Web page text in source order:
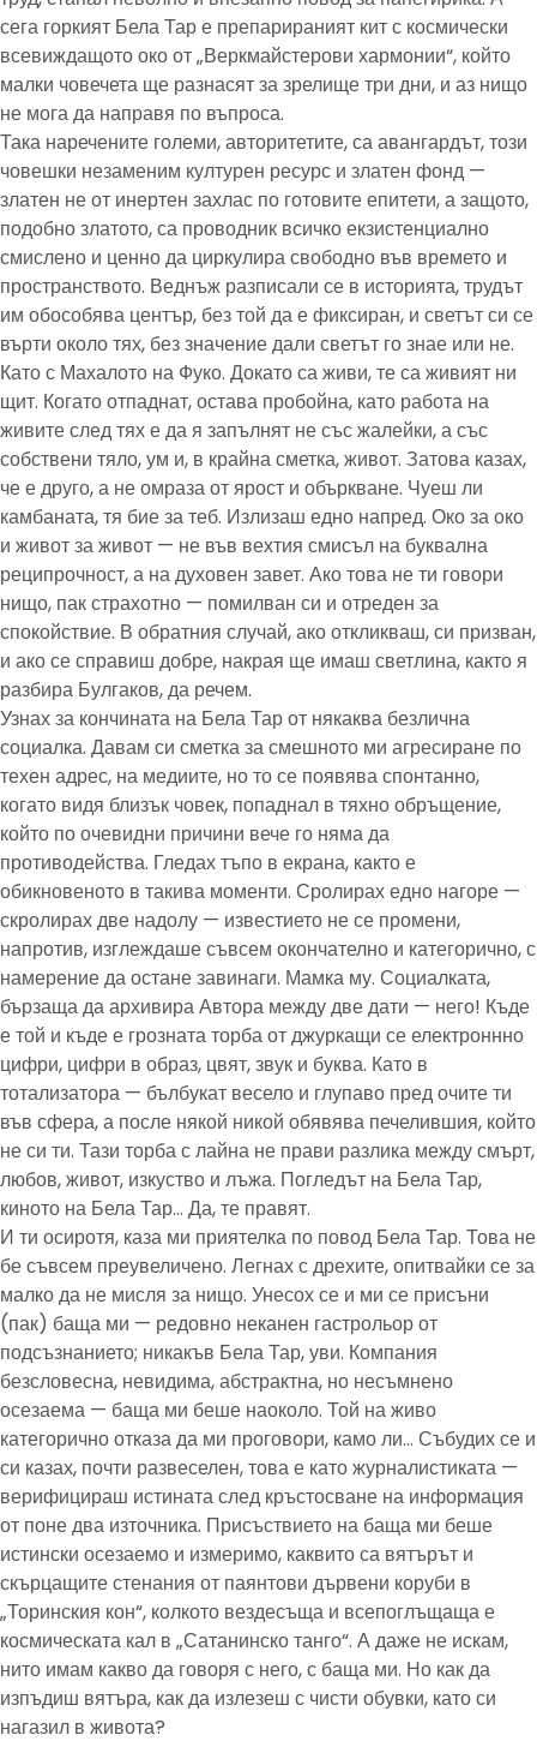
сега горкият Бела Тар е препарираният кит с космически
всевиждащото око от „Веркмайстерови хармонии“, който
малки човечета ще разнасят за зрелище три дни, и аз нищо
не мога да направя по въпроса.
Така наречените големи, авторитетите, са авангардът, този
човешки незаменим културен ресурс и златен фонд —
златен не от инертен захлас по готовите епитети, а защото,
подобно златото, са проводник всичко екзистенциално
смислено и ценно да циркулира свободно във времето и
пространството. Веднъж разписали се в историята, трудът
им обособява център, без той да е фиксиран, и светът си се
върти около тях, без значение дали светът го знае или не.
Като с Махалото на Фуко. Докато са живи, те са живият ни
щит. Когато отпаднат, остава пробойна, като работа на
живите след тях е да я запълнят не със жалейки, а със
собствени тяло, ум и, в крайна сметка, живот. Затова казах,
че е друго, а не омраза от ярост и объркване. Чуеш ли
камбаната, тя бие за теб. Излизаш едно напред. Око за око
и живот за живот — не във вехтия смисъл на буквална
реципрочност, а на духовен завет. Ако това не ти говори
нищо, пак страхотно — помилван си и отреден за
спокойствие. В обратния случай, ако откликваш, си призван,
и ако се справиш добре, накрая ще имаш светлина, както я
разбира Булгаков, да речем.
Узнах за кончината на Бела Тар от някаква безлична
социалка. Давам си сметка за смешното ми агресиране по
техен адрес, на медиите, но то се появява спонтанно,
когато видя близък човек, попаднал в тяхно обръщение,
който по очевидни причини вече го няма да
противодейства. Гледах тъпо в екрана, както е
обикновеното в такива моменти. Сролирах едно нагоре —
скролирах две надолу — известието не се промени,
напротив, изглеждаше съвсем окончателно и категорично, с
намерение да остане завинаги. Мамка му. Социалката,
бързаща да архивира Автора между две дати — него! Къде
е той и къде е грозната торба от джуркащи се електроннно
цифри, цифри в образ, цвят, звук и буква. Като в
тотализатора — бълбукат весело и глупаво пред очите ти
във сфера, а после някой никой обявява печелившия, който
не си ти. Тази торба с лайна не прави разлика между смърт,
любов, живот, изкуство и лъжа. Погледът на Бела Тар,
киното на Бела Тар… Да, те правят.
И ти осиротя, каза ми приятелка по повод Бела Тар. Това не
бе съвсем преувеличено. Легнах с дрехите, опитвайки се за
малко да не мисля за нищо. Унесох се и ми се присъни
(пак) баща ми — редовно неканен гастрольор от
подсъзнанието; никакъв Бела Тар, уви. Компания
безсловесна, невидима, абстрактна, но несъмнено
осезаема — баща ми беше наоколо. Той на живо
категорично отказа да ми проговори, камо ли… Събудих се и
си казах, почти развеселен, това е като журналистиката —
верифицираш истината след кръстосване на информация
от поне два източника. Присъствието на баща ми беше
истински осезаемо и измеримо, каквито са вятърът и
скърцащите стенания от паянтови дървени коруби в
„Торинския кон“, колкото вездесъща и всепоглъщаща е
космическата кал в „Сатанинско танго“. А даже не искам,
нито имам какво да говоря с него, с баща ми. Но как да
изпъдиш вятъра, как да излезеш с чисти обувки, като си
нагазил в живота?